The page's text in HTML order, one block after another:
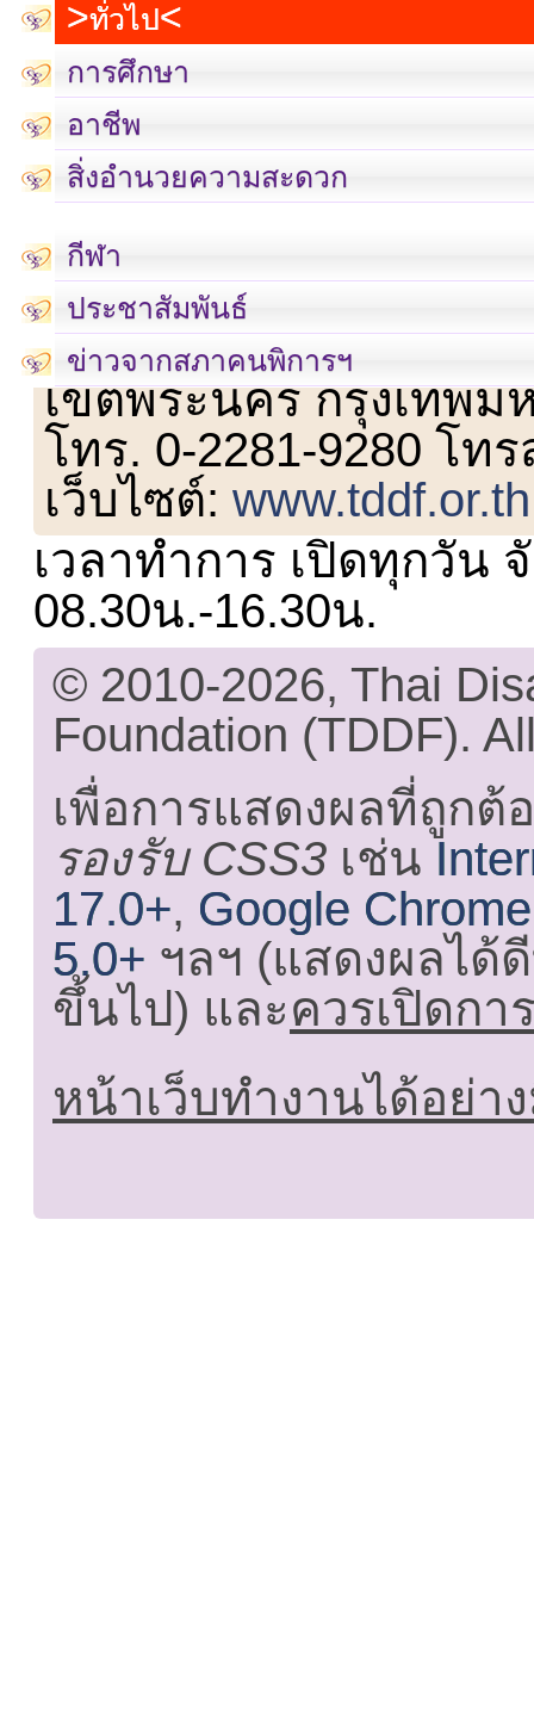
ทั่วไป
การศึกษา
อาชีพ
สิ่งอำนวยความสะดวก
กีฬา
ประชาสัมพันธ์
ข่าวจากสภาคนพิการฯ
เลขที่ 23 ชั้น 2 ถนนวิ
เขตพระนคร กรุงเทพม
โทร. 0-2281-9280 โท
เว็บไซต์:www.tddf.or.th
เวลาทำการ เปิดทุกวัน
08.30น.-16.30น.
© 2010-2026, Thai
Foundation (TDDF).
เพื่อการแสดงผลที่ถูกต้
รองรับ CSS3 เช่น
17.0+, Google
5.0+ ฯลฯ (แสดงผลได้
ขึ้นไป) และควรเปิดกา
หน้าเว็บทำงานได้อย่า